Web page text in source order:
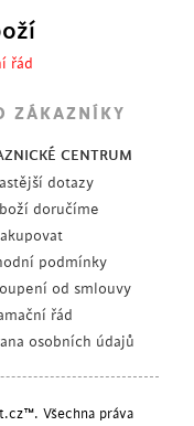
řád
ZÁKAZNÍKY
CENTRUM
dotazy
doručíme
podmínky
od smlouvy
řád
osobních údajů
Všechna práva